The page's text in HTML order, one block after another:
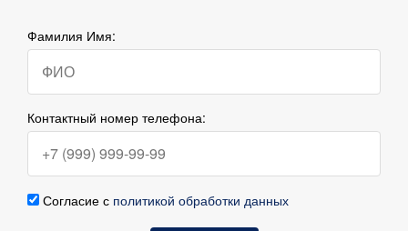
Фамилия Имя:
Контактный номер телефона:
Согласие с политикой обработки данных